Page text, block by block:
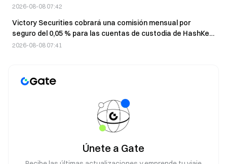
fuera de la UE
2026-08-08 07:42
Victory Securities cobrará una comisión mensual por
seguro del 0,05 % para las cuentas de custodia de HashKey
a partir del 10 de agosto.
2026-08-08 07:41
Únete a Gate